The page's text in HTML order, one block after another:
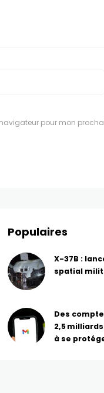
pour mon
Populaires
X-37B :
spatial
Des
2,5
à se